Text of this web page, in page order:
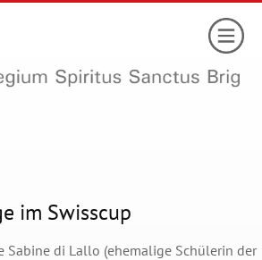
im Swisscup
Sabine di Lallo (ehemalige Schülerin der